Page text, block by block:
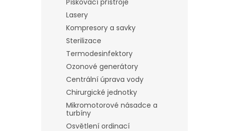
Pískovací přístroje
Lasery
Kompresory a savky
Sterilizace
Termodesinfektory
Ozonové generátory
Centrální úprava vody
Chirurgické jednotky
Mikromotorové násadce a
turbíny
Osvětlení ordinací